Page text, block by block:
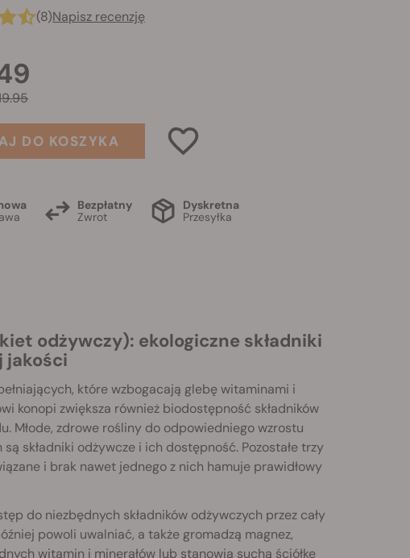
(8)Napisz recenzję
DO KOSZYKA
Bezpłatny
Zwrot
Dyskretna
Przesyłka
odżywczy): ekologiczne składniki
jakości
które wzbogacają glebę witaminami i
konopi zwiększa również biodostępność składników
Młode, zdrowe rośliny do odpowiedniego wzrostu
składniki odżywcze i ich dostępność. Pozostałe trzy
i brak nawet jednego z nich hamuje prawidłowy
do niezbędnych składników odżywczych przez cały
powoli uwalniać, a także gromadzą magnez,
witamin i minerałów lub stanowią suchą ściółkę